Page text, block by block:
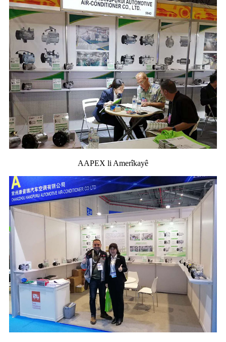
AAPEX li Amerîkayê